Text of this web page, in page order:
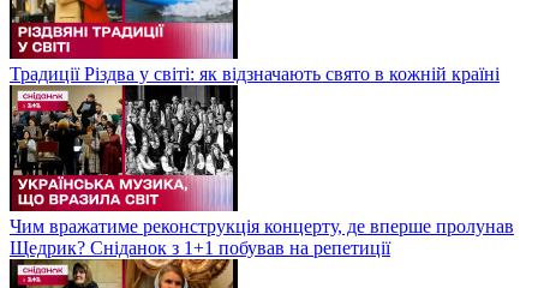
Традиції Різдва у світі: як відзначають свято в кожній країні
Чим вражатиме реконструкція концерту, де вперше пролунав
Щедрик? Сніданок з 1+1 побував на репетиції